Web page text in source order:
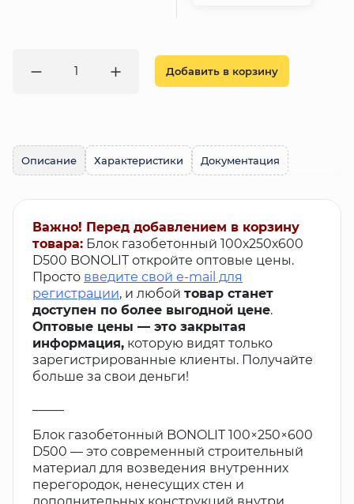
Добавить в корзину
Описание Характеристики Документация
Важно! Перед добавлением в корзину
товара: Блок газобетонный 100х250х600
D500 BONOLIT откройте оптовые цены.
Просто введите свой e-mail для
регистрации, и любой товар станет
доступен по более выгодной цене.
Оптовые цены — это закрытая
информация, которую видят только
зарегистрированные клиенты. Получайте
больше за свои деньги!
Блок газобетонный BONOLIT 100×250×600
D500 — это современный строительный
материал для возведения внутренних
перегородок, ненесущих стен и
дополнительных конструкций внутри